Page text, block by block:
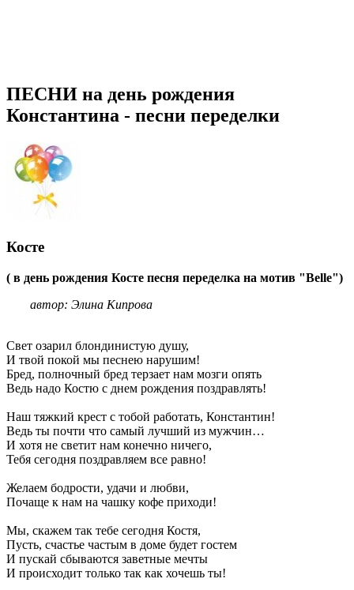
ПЕСНИ на день рождения
Константина - песни переделки
Косте
( в день рождения Косте песня переделка на мотив "Belle")
автор: Элина Кипрова
Свет озарил блондинистую душу,
И твой покой мы песнею нарушим!
Бред, полночный бред терзает нам мозги опять
Ведь надо Костю с днем рождения поздравлять!
Наш тяжкий крест с тобой работать, Константин!
Ведь ты почти что самый лучший из мужчин…
И хотя не светит нам конечно ничего,
Тебя сегодня поздравляем все равно!
Желаем бодрости, удачи и любви,
Почаще к нам на чашку кофе приходи!
Мы, скажем так тебе сегодня Костя,
Пусть, счастье частым в доме будет гостем
И пускай сбываются заветные мечты
И происходит только так как хочешь ты!